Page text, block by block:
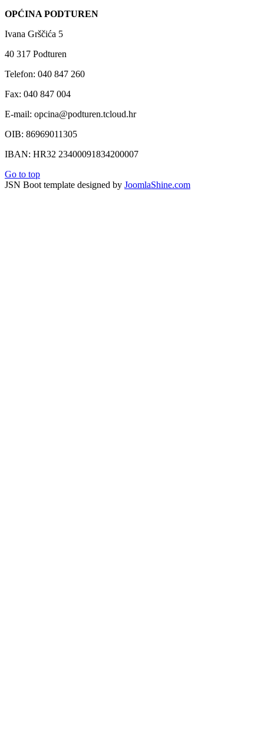
OPĆINA PODTUREN
Ivana Grščića 5
40 317 Podturen
Telefon: 040 847 260
Fax: 040 847 004
E-mail: opcina@podturen.tcloud.hr
OIB: 86969011305
IBAN: HR32 23400091834200007
Go to top
JSN Boot template designed by JoomlaShine.com